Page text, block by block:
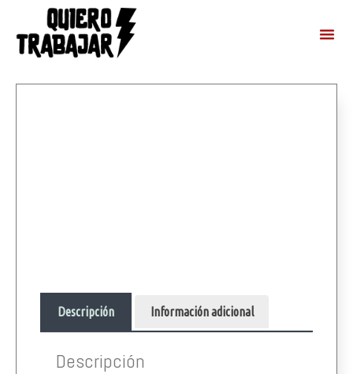
Descripción Información adicional
Descripción